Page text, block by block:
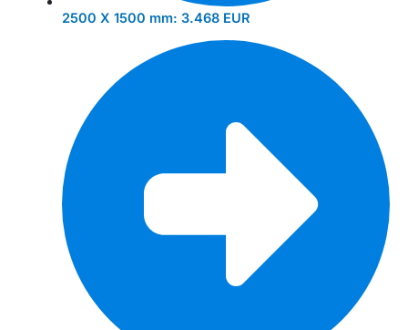
2500 X 1500 mm: 3.468 EUR